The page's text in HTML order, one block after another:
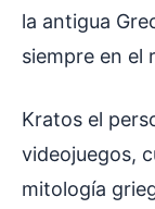
la antigua
siempre en el
Kratos el
videojuegos,
mitología